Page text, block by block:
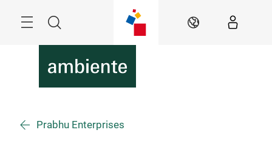
Suche DE
Prabhu Enterprises